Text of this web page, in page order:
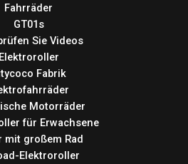
Fahrräder
GT01s
Sie Videos
Elektroroller
Fabrik
Motorräder
für Erwachsene
mit großem Rad
Elektroroller